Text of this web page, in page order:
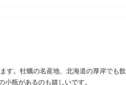
す。牡蠣の名産地、北海道の厚岸でも飲
瓶があるのも嬉しいです。